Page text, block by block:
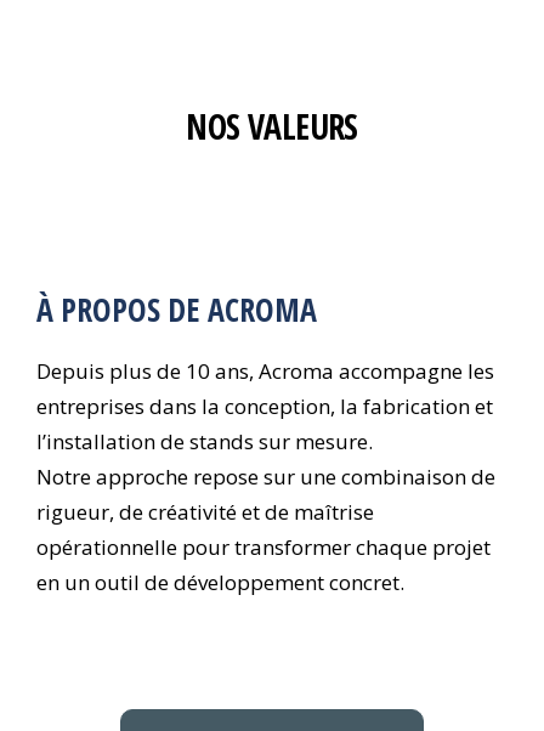
NOS VALEURS
À PROPOS DE ACROMA
Depuis plus de 10 ans, Acroma accompagne les
entreprises dans la conception, la fabrication et
l’installation de stands sur mesure.
Notre approche repose sur une combinaison de
rigueur, de créativité et de maîtrise
opérationnelle pour transformer chaque projet
en un outil de développement concret.